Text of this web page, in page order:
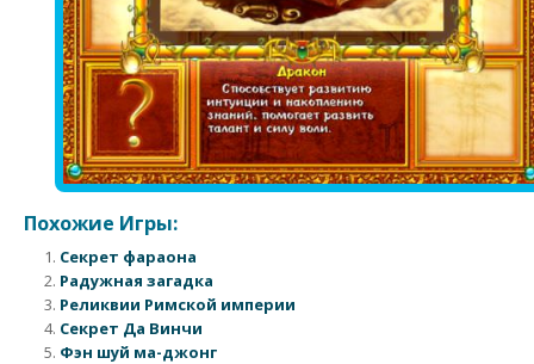
Похожие Игры:
Секрет фараона
Радужная загадка
Реликвии Римской империи
Секрет Да Винчи
Фэн шуй ма-джонг